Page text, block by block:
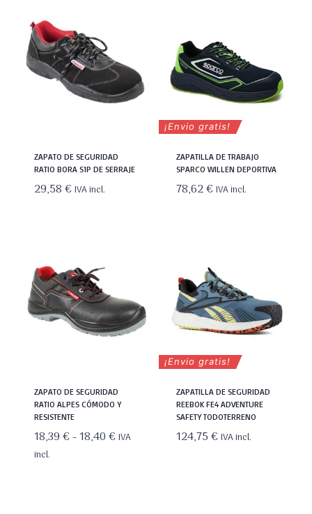
ZAPATO DE SEGURIDAD
RATIO BORA S1P DE SERRAJE
29,58€ IVA incl.
¡Envio gratis!
ZAPATILLA DE TRABAJO
SPARCO WILLEN DEPORTIVA
78,62€ IVA incl.
ZAPATO DE SEGURIDAD
RATIO ALPES CÓMODO Y
RESISTENTE
18,39€-18,40€Rango
IVA
incl.
¡Envio gratis!
ZAPATILLA DE SEGURIDAD
REEBOK FE4 ADVENTURE
SAFETY TODOTERRENO
124,75€ IVA incl.